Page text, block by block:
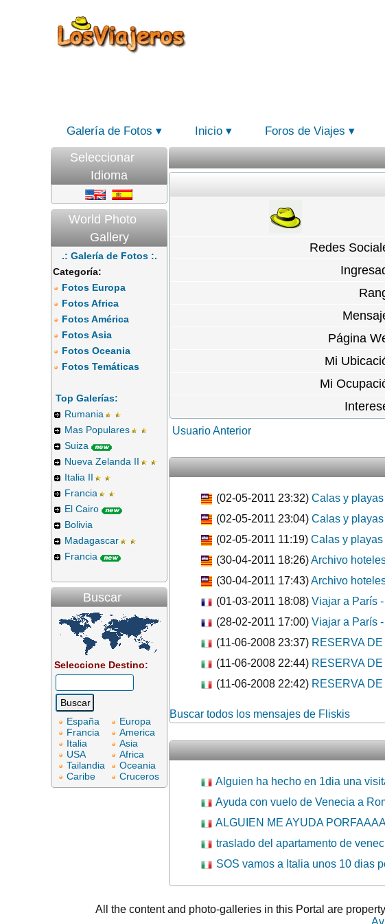
Galería de Fotos Inicio Foros de Viajes
Seleccionar
Idioma
World Photo
Gallery
.: Galería de Fotos :.
Categoría:
Fotos Europa
Fotos Africa
Fotos América
Fotos Asia
Fotos Oceania
Fotos Temáticas
Top Galerías:
Rumania
Mas Populares
Suiza
Nueva Zelanda II
Italia II
Francia
El Cairo
Bolivia
Madagascar
Francia
Buscar
Seleccione Destino:
España
Francia
Italia
USA
Tailandia
Caribe
Europa
America
Asia
Africa
Oceania
Cruceros
Redes
Página
Mi
Mi
Usuario Anterior
(02-05-2011 23:32) Calas y
(02-05-2011 23:04) Calas y
(02-05-2011 11:19) Calas y
(30-04-2011 18:26)Archivo
(30-04-2011 17:43)Archivo
(01-03-2011 18:08) Viajar a París
(28-02-2011 17:00) Viajar a París
(11-06-2008 23:37) RESERVA
(11-06-2008 22:44) RESERVA
(11-06-2008 22:42) RESERVA
Buscar todos los mensajes de Fliskis
Alguien ha hecho en 1dia una
Ayuda con vuelo de Venecia a
ALGUIEN ME AYUDA
traslado del apartamento de
SOS vamos a Italia unos 10 dias
All the content and photo-galleries in this Portal are